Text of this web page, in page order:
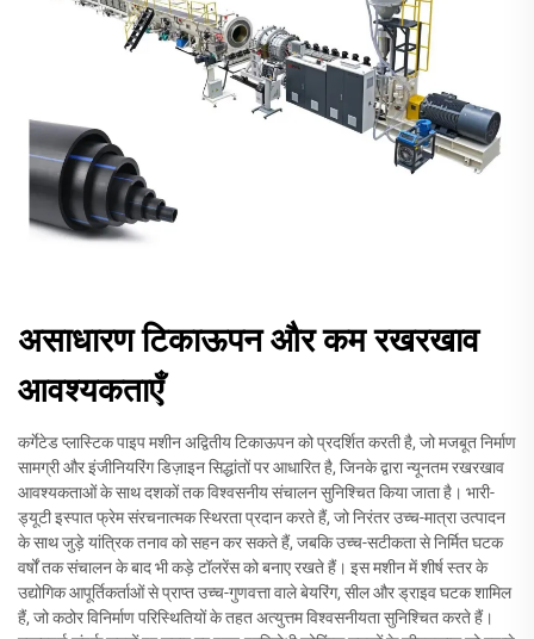
असाधारण टिकाऊपन और कम रखरखाव
आवश्यकताएँ
कर्गेटेड प्लास्टिक पाइप मशीन अद्वितीय टिकाऊपन को प्रदर्शित करती है, जो मजबूत निर्माण
सामग्री और इंजीनियरिंग डिज़ाइन सिद्धांतों पर आधारित है, जिनके द्वारा न्यूनतम रखरखाव
आवश्यकताओं के साथ दशकों तक विश्वसनीय संचालन सुनिश्चित किया जाता है। भारी-
ड्यूटी इस्पात फ्रेम संरचनात्मक स्थिरता प्रदान करते हैं, जो निरंतर उच्च-मात्रा उत्पादन
के साथ जुड़े यांत्रिक तनाव को सहन कर सकते हैं, जबकि उच्च-सटीकता से निर्मित घटक
वर्षों तक संचालन के बाद भी कड़े टॉलरेंस को बनाए रखते हैं। इस मशीन में शीर्ष स्तर के
उद्योगिक आपूर्तिकर्ताओं से प्राप्त उच्च-गुणवत्ता वाले बेयरिंग, सील और ड्राइव घटक शामिल
हैं, जो कठोर विनिर्माण परिस्थितियों के तहत अत्युत्तम विश्वसनीयता सुनिश्चित करते हैं।